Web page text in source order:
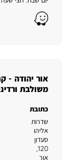
Waze
אור יהודה -
משולבת
כתובת
שדרות
אליהו
סעדון
120
,
אור